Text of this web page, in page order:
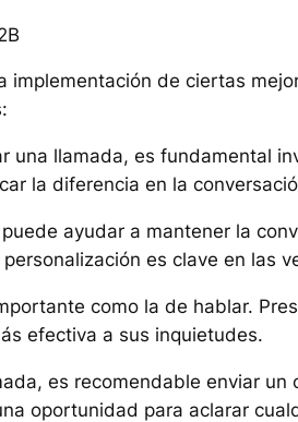
de ciertas
una llamada, es fundamental
la diferencia en la
ayudar a mantener la
es clave en las
como la de hablar.
efectiva a sus inquietudes.
es recomendable enviar
oportunidad para aclarar